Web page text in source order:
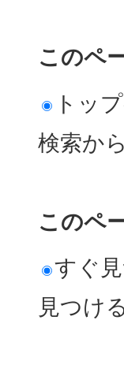
このペ
トッ
検索から
このペ
すぐ
見つけ